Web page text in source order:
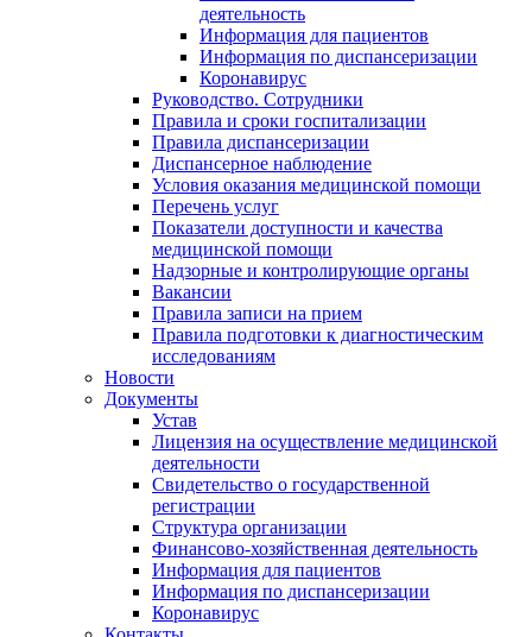
деятельность
Информация для пациентов
Информация по диспансеризации
Коронавирус
Руководство. Сотрудники
Правила и сроки госпитализации
Правила диспансеризации
Диспансерное наблюдение
Условия оказания медицинской помощи
Перечень услуг
Показатели доступности и качества
медицинской помощи
Надзорные и контролирующие органы
Вакансии
Правила записи на прием
Правила подготовки к диагностическим
исследованиям
Новости
Документы
Устав
Лицензия на осуществление медицинской
деятельности
Свидетельство о государственной
регистрации
Структура организации
Финансово-хозяйственная деятельность
Информация для пациентов
Информация по диспансеризации
Коронавирус